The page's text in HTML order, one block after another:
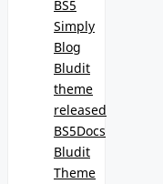
BS5
Simply
Blog
Bludit
theme
released
BS5Docs
Bludit
Theme